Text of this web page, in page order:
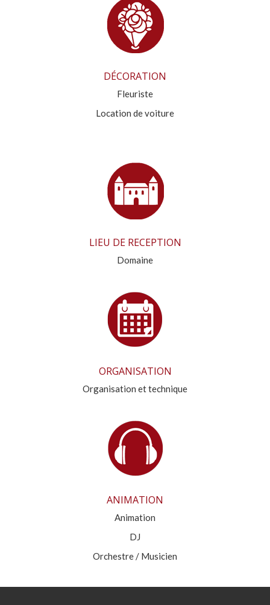
DÉCORATION
Fleuriste
Location de voiture
LIEU DE RECEPTION
Domaine
ORGANISATION
Organisation et technique
ANIMATION
Animation
DJ
Orchestre / Musicien